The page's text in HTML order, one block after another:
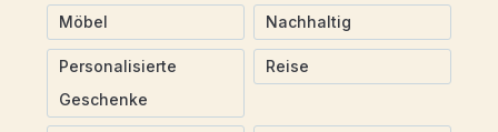
Möbel Nachhaltig
Personalisierte
Geschenke
Reise